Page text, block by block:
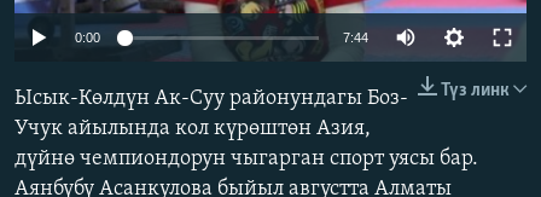
АЗАТТЫК+
ЫҢГАЙСЫЗ СУРООЛОР
ЭЕ/АРнун бардык сайттары
240p
0:00 7:44
240p
480p
Түз линк
Ысык-Көлдүн Ак-Суу районундагы Боз-
Учук айылында кол күрөштөн Азия,
дүйнө чемпиондорун чыгарган спорт уясы бар.
Аянбүбү Асанкулова быйыл августта Алматы